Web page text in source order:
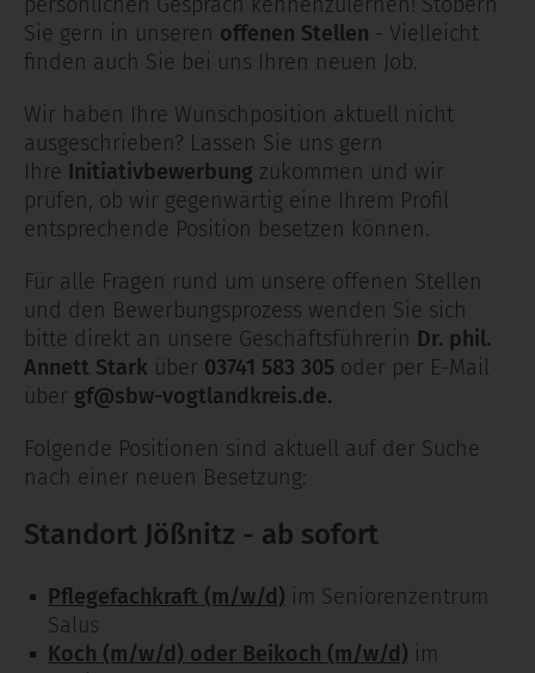
Sie gern in unseren offenen Stellen - Vielleicht
finden auch Sie bei uns Ihren neuen Job.
Wir haben Ihre Wunschposition aktuell nicht
ausgeschrieben? Lassen Sie uns gern
Ihre Initiativbewerbung zukommen und wir
prüfen, ob wir gegenwärtig eine Ihrem Profil
entsprechende Position besetzen können.
Für alle Fragen rund um unsere offenen Stellen
und den Bewerbungsprozess wenden Sie sich
bitte direkt an unsere Geschäftsführerin Dr. phil.
Annett Stark über 03741 583 305 oder per E-Mail
über gf@sbw-vogtlandkreis.de.
Folgende Positionen sind aktuell auf der Suche
nach einer neuen Besetzung:
Standort Jößnitz - ab sofort
Pflegefachkraft (m/w/d) im Seniorenzentrum
Salus
Koch (m/w/d) oder Beikoch (m/w/d) im